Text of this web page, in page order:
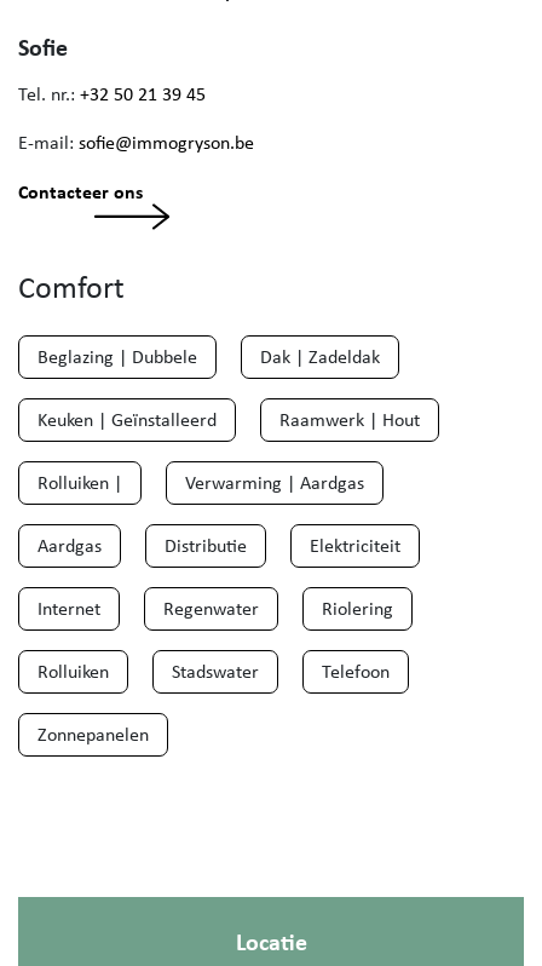
Sofie
Tel. nr.: +32 50 21 39 45
E-mail: sofie@immogryson.be
Contacteer ons
Comfort
Beglazing | Dubbele Dak | Zadeldak
Keuken | Geïnstalleerd Raamwerk | Hout
Rolluiken | Verwarming | Aardgas
Aardgas Distributie Elektriciteit
Internet Regenwater Riolering
Rolluiken Stadswater Telefoon
Zonnepanelen
Locatie